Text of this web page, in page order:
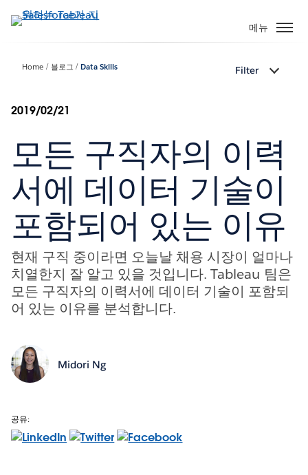
요
건
메뉴
Home 블로그 Data Skills Filter
2019/02/21
모든 구직자의 이력
서에 데이터 기술이
포함되어 있는 이유
현재 구직 중이라면 오늘날 채용 시장이 얼마나
치열한지 잘 알고 있을 것입니다. Tableau 팀은
모든 구직자의 이력서에 데이터 기술이 포함되
어 있는 이유를 분석합니다.
Midori Ng
공유: